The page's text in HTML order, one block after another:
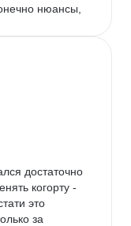
нюансы,
планировать
достаточно
когорту -
это
за